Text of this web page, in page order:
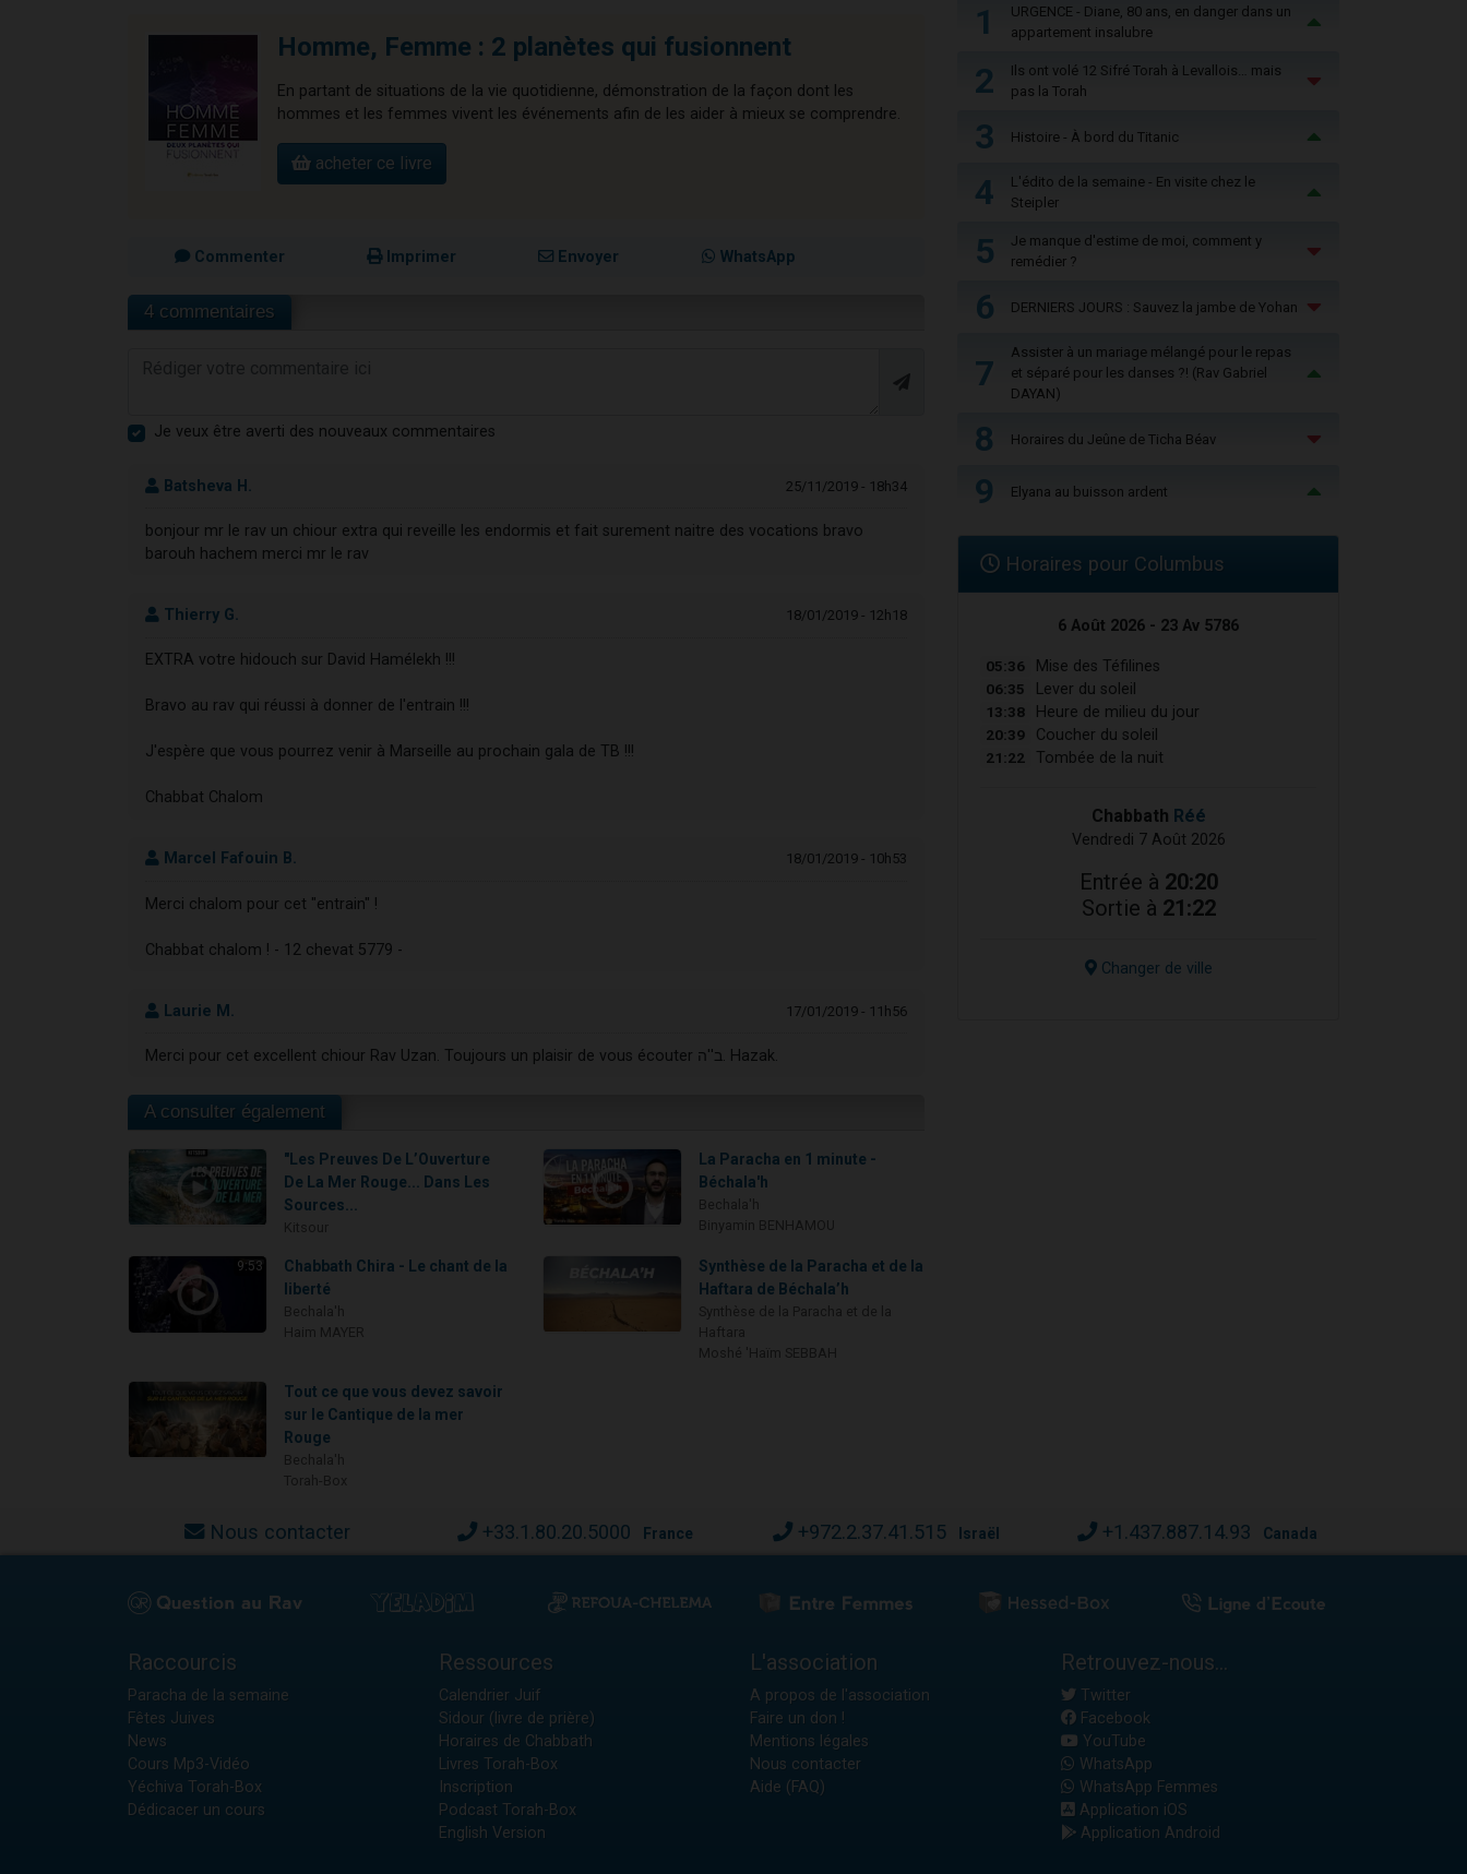
Homme, Femme : 2 planètes qui fusionnent
En partant de situations de la vie quotidienne, démonstration de la façon dont les
hommes et les femmes vivent les événements afin de les aider à mieux se comprendre.
acheter ce livre
Commenter Imprimer Envoyer WhatsApp
4 commentaires
Je veux être averti des nouveaux commentaires
Batsheva H. 25/11/2019 - 18h34
bonjour mr le rav un chiour extra qui reveille les endormis et fait surement naitre des vocations bravo
barouh hachem merci mr le rav
Thierry G. 18/01/2019 - 12h18
EXTRA votre hidouch sur David Hamélekh !!!
Bravo au rav qui réussi à donner de l'entrain !!!
J'espère que vous pourrez venir à Marseille au prochain gala de TB !!!
Chabbat Chalom
Marcel Fafouin B. 18/01/2019 - 10h53
Merci chalom pour cet "entrain" !
Chabbat chalom ! - 12 chevat 5779 -
Laurie M. 17/01/2019 - 11h56
Merci pour cet excellent chiour Rav Uzan. Toujours un plaisir de vous écouter ב''ה. Hazak.
A consulter également
"Les Preuves De L’Ouverture
De La Mer Rouge... Dans Les
Sources...
La Paracha en 1 minute -
Béchala'h
9:53
Chabbath Chira - Le chant de la
liberté
Synthèse de la Paracha et de la
Haftara de Béchala’h
Tout ce que vous devez savoir
sur le Cantique de la mer
Rouge
1
URGENCE - Diane, 80 ans, en danger dans un
appartement insalubre
2
Ils ont volé 12 Sifré Torah à Levallois… mais
pas la Torah
3 Histoire - À bord du Titanic
4
L'édito de la semaine - En visite chez le
Steipler
5
Je manque d'estime de moi, comment y
remédier ?
6 DERNIERS JOURS : Sauvez la jambe de Yohan
7
Assister à un mariage mélangé pour le repas
et séparé pour les danses ?! (Rav Gabriel
DAYAN)
8 Horaires du Jeûne de Ticha Béav
9 Elyana au buisson ardent
Horaires pour Columbus
6 Août 2026 - 23 Av 5786
05:36 Mise des Téfilines
06:35 Lever du soleil
13:38 Heure de milieu du jour
20:39 Coucher du soleil
21:22 Tombée de la nuit
Chabbath Réé
Vendredi 7 Août 2026
Entrée à 20:20
Sortie à 21:22
Changer de ville
Nous contacter +33.1.80.20.5000 France +972.2.37.41.515 Israël +1.437.887.14.93 Canada
Raccourcis
Paracha de la semaine
Fêtes Juives
News
Cours Mp3-Vidéo
Yéchiva Torah-Box
Dédicacer un cours
Ressources
Calendrier Juif
Sidour (livre de prière)
Horaires de Chabbath
Livres Torah-Box
Inscription
Podcast Torah-Box
English Version
L'association
A propos de l'association
Faire un don !
Mentions légales
Nous contacter
Aide (FAQ)
Retrouvez-nous...
Twitter
Facebook
YouTube
WhatsApp
WhatsApp Femmes
Application iOS
Application Android